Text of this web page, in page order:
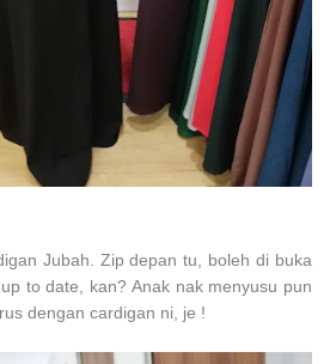
Jubah. Zip depan tu, boleh di buka
to date, kan? Anak nak menyusu pun
dengan cardigan ni, je !